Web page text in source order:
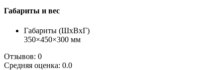
Габариты и вес
Габариты (ШхВхГ)
350×450×300 мм
Отзывов: 0
Средняя оценка: 0.0